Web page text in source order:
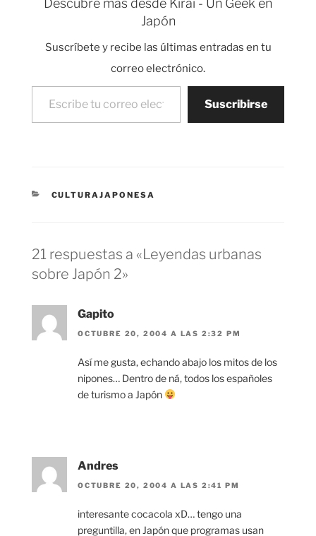
Japón
Suscríbete y recibe las últimas entradas en tu
correo electrónico.
Escribe tu correo electrónico…
Suscribirse
CATEGORÍAS
CULTURAJAPONESA
21 respuestas a «Leyendas urbanas
sobre Japón 2»
Gapito
OCTUBRE 20, 2004 A LAS 2:32 PM
Así me gusta, echando abajo los mitos de los
nipones… Dentro de ná, todos los españoles
de turismo a Japón
Andres
OCTUBRE 20, 2004 A LAS 2:41 PM
interesante cocacola xD… tengo una
preguntilla, en Japón que programas usan